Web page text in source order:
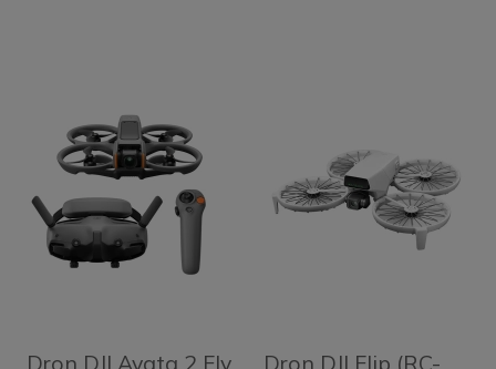
Dron DJI Avata 2 Fly
Dron DJI Flip (RC-